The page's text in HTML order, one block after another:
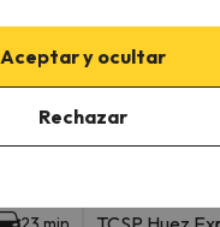
Aceptar y ocultar
Rechazar